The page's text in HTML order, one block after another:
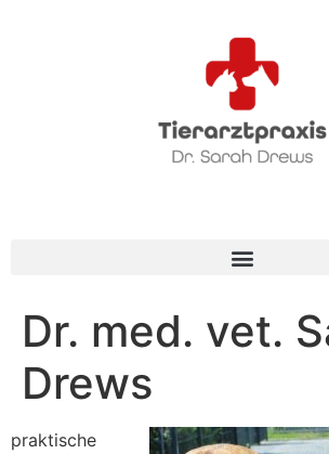
Dr. med. vet.
Drews
praktische